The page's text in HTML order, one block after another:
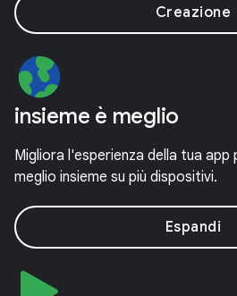
Creazione
insieme è meglio
Migliora l'esperienza della tua
meglio insieme su più dispositivi.
Espandi